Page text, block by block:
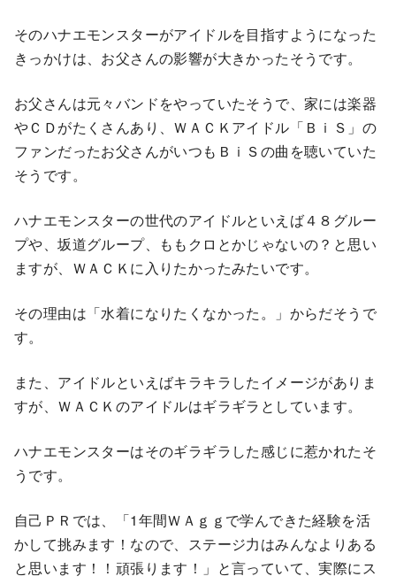
そのハナエモンスターがアイドルを目指すようになった
きっかけは、お父さんの影響が大きかったそうです。
お父さんは元々バンドをやっていたそうで、家には楽器
やＣＤがたくさんあり、ＷＡＣＫアイドル「ＢｉＳ」の
ファンだったお父さんがいつもＢｉＳの曲を聴いていた
そうです。
ハナエモンスターの世代のアイドルといえば４８グルー
プや、坂道グループ、ももクロとかじゃないの？と思い
ますが、ＷＡＣＫに入りたかったみたいです。
その理由は「水着になりたくなかった。」からだそうで
す。
また、アイドルといえばキラキラしたイメージがありま
すが、ＷＡＣＫのアイドルはギラギラとしています。
ハナエモンスターはそのギラギラした感じに惹かれたそ
うです。
自己ＰＲでは、「1年間ＷＡｇｇで学んできた経験を活
かして挑みます！なので、ステージ力はみんなよりある
と思います！！頑張ります！」と言っていて、実際にス